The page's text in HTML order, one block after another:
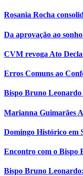
Rosania Rocha
Da aprovação ao
CVM revoga Ato
Erros Comuns ao
Bispo Bruno Leonardo
Marianna Guimarães
Domingo Histórico em
Encontro com o Bispo
Bispo Bruno